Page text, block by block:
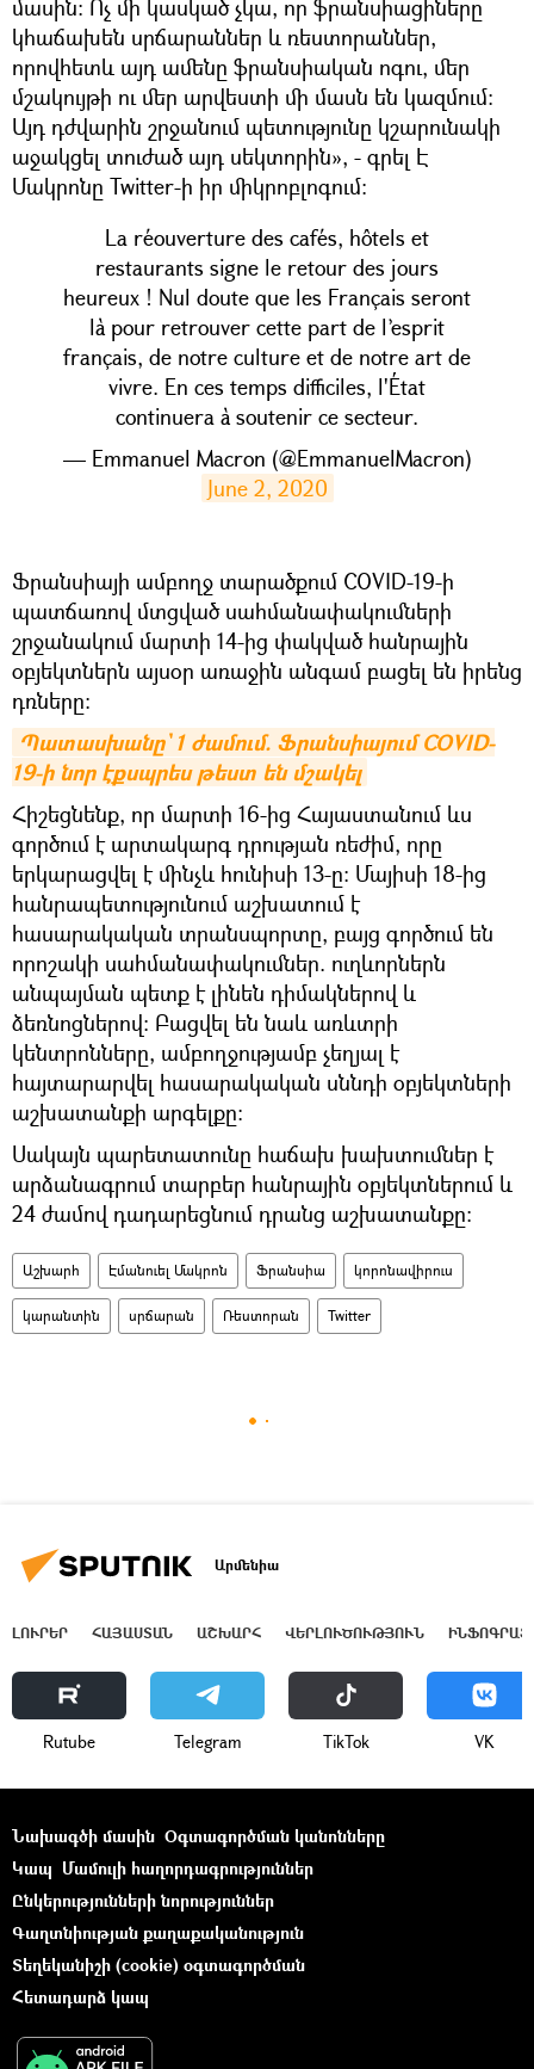
մասին։ Ոչ մի կասկած չկա, որ ֆրանսիացիները
կհաճախեն սրճարաններ և ռեստորաններ,
որովհետև այդ ամենը ֆրանսիական ոգու, մեր
մշակույթի ու մեր արվեստի մի մասն են կազմում։
Այդ դժվարին շրջանում պետությունը կշարունակի
աջակցել տուժած այդ սեկտորին», - գրել Է
Մակրոնը Twitter-ի իր միկրոբլոգում։
La réouverture des cafés, hôtels et
restaurants signe le retour des jours
heureux ! Nul doute que les Français seront
là pour retrouver cette part de l’esprit
français, de notre culture et de notre art de
vivre. En ces temps difficiles, l'État
continuera à soutenir ce secteur.
— Emmanuel Macron (@EmmanuelMacron)
June 2, 2020
Ֆրանսիայի ամբողջ տարածքում COVID-19-ի
պատճառով մտցված սահմանափակումների
շրջանակում մարտի 14-ից փակված հանրային
օբյեկտներն այսօր առաջին անգամ բացել են իրենց
դռները։
Պատասխանը` 1 ժամում. Ֆրանսիայում COVID-
19-ի նոր էքսպրես թեստ են մշակել
Հիշեցնենք, որ մարտի 16-ից Հայաստանում ևս
գործում է արտակարգ դրության ռեժիմ, որը
երկարացվել է մինչև հունիսի 13-ը: Մայիսի 18-ից
հանրապետությունում աշխատում է
հասարակական տրանսպորտը, բայց գործում են
որոշակի սահմանափակումներ. ուղևորներն
անպայման պետք է լինեն դիմակներով և
ձեռնոցներով։ Բացվել են նաև առևտրի
կենտրոնները, ամբողջությամբ չեղյալ է
հայտարարվել հասարակական սննդի օբյեկտների
աշխատանքի արգելքը։
Սակայն պարետատունը հաճախ խախտումներ է
արձանագրում տարբեր հանրային օբյեկտներում և
24 ժամով դադարեցնում դրանց աշխատանքը։
Աշխարհ Էմանուել Մակրոն Ֆրանսիա կորոնավիրուս
կարանտին սրճարան Ռեստորան Twitter
Արմենիա
ԼՈՒՐԵՐ ՀԱՅԱՍՏԱՆ ԱՇԽԱՐՀ ՎԵՐԼՈՒԾՈՒԹՅՈՒՆ
Rutube Telegram ТikТоk VK
Նախագծի մասին Օգտագործման կանոնները
Կապ Մամուլի հաղորդագրություններ
Ընկերությունների նորություններ
Գաղտնիության քաղաքականություն
Տեղեկանիշի (cookie) օգտագործման
Հետադարձ կապ